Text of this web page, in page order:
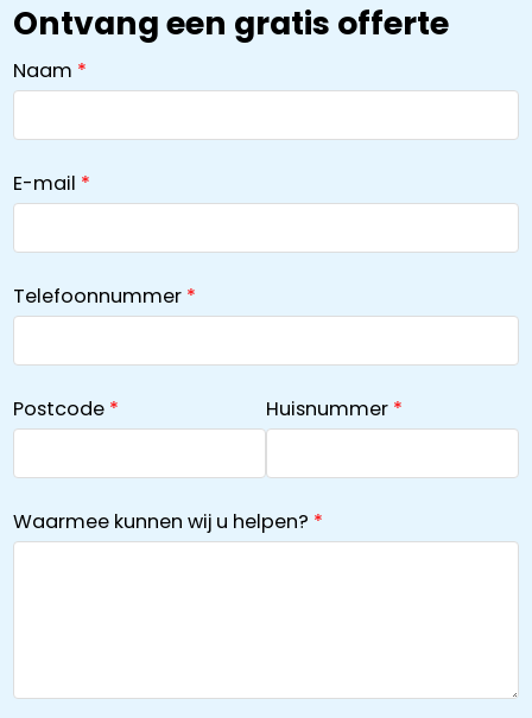
Ontvang een gratis offerte
Naam
E-mail
Telefoonnummer
Postcode Huisnummer
Waarmee kunnen wij u helpen?